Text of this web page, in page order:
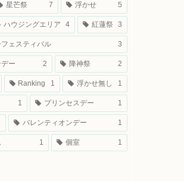
星芒祭 7 浮かせ 5
ハウジングエリア 4 紅蓮祭 3
ェスティバル 3
ー 2 降神祭 2
Ranking 1 浮かせ無し 1
1 プリンセスデー 1
バレンティオンデー 1
1 個室 1